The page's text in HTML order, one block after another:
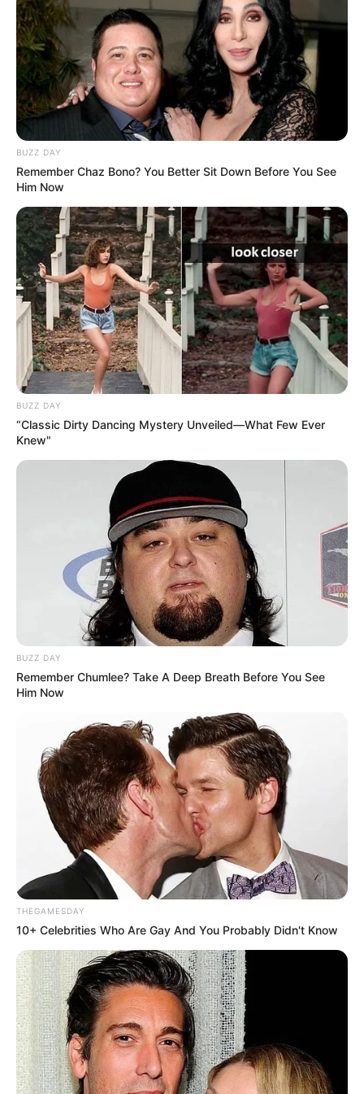
0
19:59 / 06 Avqust 2026 CƏMİYYƏT
Bu məktəblər üzrə vakansiya seçimi
başlayır
67 0 0
19:37 / 06 Avqust 2026 CƏMİYYƏT
Nazirlik küləklə bağlı XƏBƏRDARLIQ
ETDİ -Dənizə GİRMƏYİN
19:30 / 06 Avqust 2026
Xanım Sultanova yüksək vəzifəyə təyin
edildi
94 0 0
BUZZ DAY
Remember Chaz Bono? You Better Sit Down Before You See
Him Now
BUZZ DAY
“Classic Dirty Dancing Mystery Unveiled—What Few Ever
Knew"
BUZZ DAY
Remember Chumlee? Take A Deep Breath Before You See
Him Now
THEGAMESDAY
10+ Celebrities Who Are Gay And You Probably Didn't Know